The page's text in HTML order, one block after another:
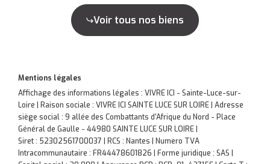
Voir tous nos biens
Mentions légales
Affichage des informations légales : VIVRE ICI - Sainte-Luce-sur-
Loire | Raison sociale : VIVRE ICI SAINTE LUCE SUR LOIRE | Adresse
siège social : 9 allée des Combattants d'Afrique du Nord - Place
Général de Gaulle - 44980 SAINTE LUCE SUR LOIRE |
Siret : 52302561700037 | RCS : Nantes | Numero TVA
Intracommunautaire : FR44478601826 | Forme juridique : SAS |